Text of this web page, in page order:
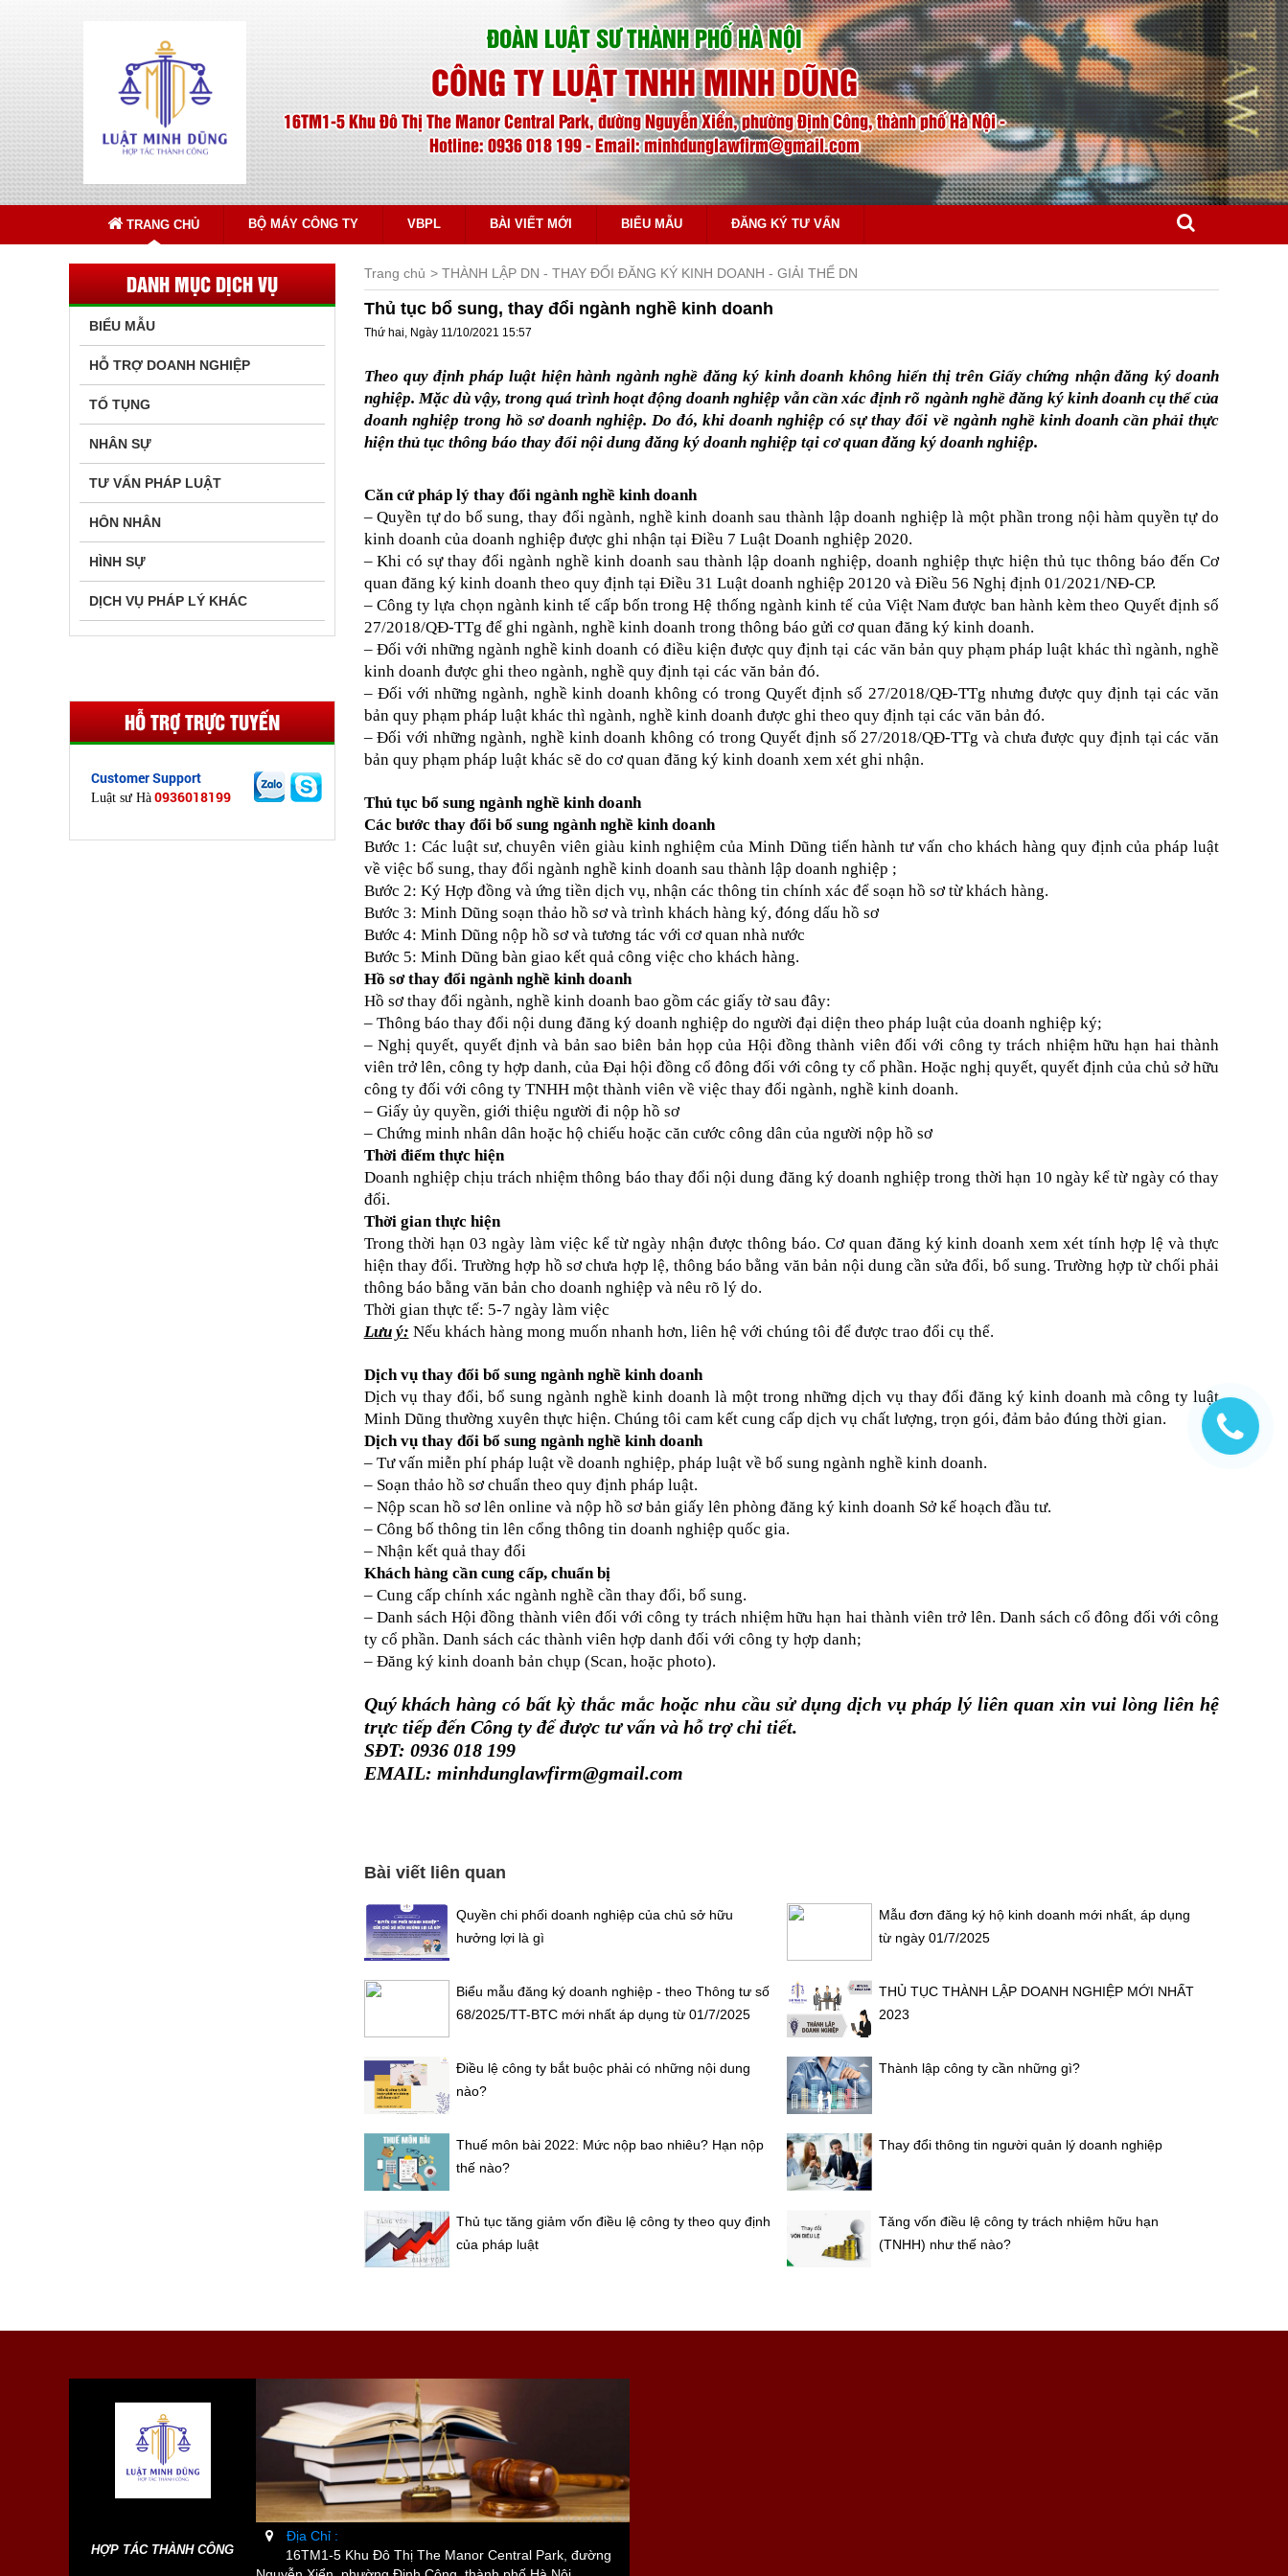
ĐOÀN LUẬT SƯ THÀNH PHỐ HÀ NỘI
CÔNG TY LUẬT TNHH MINH DŨNG
16TM1-5 Khu Đô Thị The Manor Central Park, đường Nguyễn Xiển, phường Định Công, thành phố Hà Nội -
Hotline: 0936 018 199 - Email: minhdunglawfirm@gmail.com
TRANG CHỦ BỘ MÁY CÔNG TY VBPL BÀI VIẾT MỚI BIỂU MẪU ĐĂNG KÝ TƯ VẤN
DANH MỤC DỊCH VỤ
BIỂU MẪU
HỖ TRỢ DOANH NGHIỆP
TỐ TỤNG
NHÂN SỰ
TƯ VẤN PHÁP LUẬT
HÔN NHÂN
HÌNH SỰ
DỊCH VỤ PHÁP LÝ KHÁC
HỖ TRỢ TRỰC TUYẾN
Customer Support
Luật sư Hà 0936018199
Trang chủ THÀNH LẬP DN - THAY ĐỔI ĐĂNG KÝ KINH DOANH - GIẢI THỂ DN
Thủ tục bổ sung, thay đổi ngành nghề kinh doanh
Thứ hai, Ngày 11/10/2021 15:57
Theo quy định pháp luật hiện hành ngành nghề đăng ký kinh doanh không hiển thị trên Giấy chứng nhận đăng ký doanh
nghiệp. Mặc dù vậy, trong quá trình hoạt động doanh nghiệp vẫn cần xác định rõ ngành nghề đăng ký kinh doanh cụ thể của
doanh nghiệp trong hồ sơ doanh nghiệp. Do đó, khi doanh nghiệp có sự thay đổi về ngành nghề kinh doanh cần phải thực
hiện thủ tục thông báo thay đổi nội dung đăng ký doanh nghiệp tại cơ quan đăng ký doanh nghiệp.
Căn cứ pháp lý thay đổi ngành nghề kinh doanh
– Quyền tự do bổ sung, thay đổi ngành, nghề kinh doanh sau thành lập doanh nghiệp là một phần trong nội hàm quyền tự do
kinh doanh của doanh nghiệp được ghi nhận tại Điều 7 Luật Doanh nghiệp 2020.
– Khi có sự thay đổi ngành nghề kinh doanh sau thành lập doanh nghiệp, doanh nghiệp thực hiện thủ tục thông báo đến Cơ
quan đăng ký kinh doanh theo quy định tại Điều 31 Luật doanh nghiệp 20120 và Điều 56 Nghị định 01/2021/NĐ-CP.
– Công ty lựa chọn ngành kinh tế cấp bốn trong Hệ thống ngành kinh tế của Việt Nam được ban hành kèm theo Quyết định số
27/2018/QĐ-TTg để ghi ngành, nghề kinh doanh trong thông báo gửi cơ quan đăng ký kinh doanh.
– Đối với những ngành nghề kinh doanh có điều kiện được quy định tại các văn bản quy phạm pháp luật khác thì ngành, nghề
kinh doanh được ghi theo ngành, nghề quy định tại các văn bản đó.
– Đối với những ngành, nghề kinh doanh không có trong Quyết định số 27/2018/QĐ-TTg nhưng được quy định tại các văn
bản quy phạm pháp luật khác thì ngành, nghề kinh doanh được ghi theo quy định tại các văn bản đó.
– Đối với những ngành, nghề kinh doanh không có trong Quyết định số 27/2018/QĐ-TTg và chưa được quy định tại các văn
bản quy phạm pháp luật khác sẽ do cơ quan đăng ký kinh doanh xem xét ghi nhận.
Thủ tục bổ sung ngành nghề kinh doanh
Các bước thay đổi bổ sung ngành nghề kinh doanh
Bước 1: Các luật sư, chuyên viên giàu kinh nghiệm của Minh Dũng tiến hành tư vấn cho khách hàng quy định của pháp luật
về việc bổ sung, thay đổi ngành nghề kinh doanh sau thành lập doanh nghiệp ;
Bước 2: Ký Hợp đồng và ứng tiền dịch vụ, nhận các thông tin chính xác để soạn hồ sơ từ khách hàng.
Bước 3: Minh Dũng soạn thảo hồ sơ và trình khách hàng ký, đóng dấu hồ sơ
Bước 4: Minh Dũng nộp hồ sơ và tương tác với cơ quan nhà nước
Bước 5: Minh Dũng bàn giao kết quả công việc cho khách hàng.
Hồ sơ thay đổi ngành nghề kinh doanh
Hồ sơ thay đổi ngành, nghề kinh doanh bao gồm các giấy tờ sau đây:
– Thông báo thay đổi nội dung đăng ký doanh nghiệp do người đại diện theo pháp luật của doanh nghiệp ký;
– Nghị quyết, quyết định và bản sao biên bản họp của Hội đồng thành viên đối với công ty trách nhiệm hữu hạn hai thành
viên trở lên, công ty hợp danh, của Đại hội đồng cổ đông đối với công ty cổ phần. Hoặc nghị quyết, quyết định của chủ sở hữu
công ty đối với công ty TNHH một thành viên về việc thay đổi ngành, nghề kinh doanh.
– Giấy ủy quyền, giới thiệu người đi nộp hồ sơ
– Chứng minh nhân dân hoặc hộ chiếu hoặc căn cước công dân của người nộp hồ sơ
Thời điểm thực hiện
Doanh nghiệp chịu trách nhiệm thông báo thay đổi nội dung đăng ký doanh nghiệp trong thời hạn 10 ngày kể từ ngày có thay
đổi.
Thời gian thực hiện
Trong thời hạn 03 ngày làm việc kể từ ngày nhận được thông báo. Cơ quan đăng ký kinh doanh xem xét tính hợp lệ và thực
hiện thay đổi. Trường hợp hồ sơ chưa hợp lệ, thông báo bằng văn bản nội dung cần sửa đổi, bổ sung. Trường hợp từ chối phải
thông báo bằng văn bản cho doanh nghiệp và nêu rõ lý do.
Thời gian thực tế: 5-7 ngày làm việc
Lưu ý: Nếu khách hàng mong muốn nhanh hơn, liên hệ với chúng tôi để được trao đổi cụ thể.
Dịch vụ thay đổi bổ sung ngành nghề kinh doanh
Dịch vụ thay đổi, bổ sung ngành nghề kinh doanh là một trong những dịch vụ thay đổi đăng ký kinh doanh mà công ty luật
Minh Dũng thường xuyên thực hiện. Chúng tôi cam kết cung cấp dịch vụ chất lượng, trọn gói, đảm bảo đúng thời gian.
Dịch vụ thay đổi bổ sung ngành nghề kinh doanh
– Tư vấn miễn phí pháp luật về doanh nghiệp, pháp luật về bổ sung ngành nghề kinh doanh.
– Soạn thảo hồ sơ chuẩn theo quy định pháp luật.
– Nộp scan hồ sơ lên online và nộp hồ sơ bản giấy lên phòng đăng ký kinh doanh Sở kế hoạch đầu tư.
– Công bố thông tin lên cổng thông tin doanh nghiệp quốc gia.
– Nhận kết quả thay đổi
Khách hàng cần cung cấp, chuẩn bị
– Cung cấp chính xác ngành nghề cần thay đổi, bổ sung.
– Danh sách Hội đồng thành viên đối với công ty trách nhiệm hữu hạn hai thành viên trở lên. Danh sách cổ đông đối với công
ty cổ phần. Danh sách các thành viên hợp danh đối với công ty hợp danh;
– Đăng ký kinh doanh bản chụp (Scan, hoặc photo).
Quý khách hàng có bất kỳ thắc mắc hoặc nhu cầu sử dụng dịch vụ pháp lý liên quan xin vui lòng liên hệ
trực tiếp đến Công ty để được tư vấn và hỗ trợ chi tiết.
SĐT: 0936 018 199
EMAIL: minhdunglawfirm@gmail.com
Bài viết liên quan
Quyền chi phối doanh nghiệp của chủ sở hữu
hưởng lợi là gì
Mẫu đơn đăng ký hộ kinh doanh mới nhất, áp dụng
từ ngày 01/7/2025
Biểu mẫu đăng ký doanh nghiệp - theo Thông tư số
68/2025/TT-BTC mới nhất áp dụng từ 01/7/2025
THỦ TỤC THÀNH LẬP DOANH NGHIỆP MỚI NHẤT
2023
Điều lệ công ty bắt buộc phải có những nội dung
nào?
Thành lập công ty cần những gì?
Thuế môn bài 2022: Mức nộp bao nhiêu? Hạn nộp
thế nào?
Thay đổi thông tin người quản lý doanh nghiệp
Thủ tục tăng giảm vốn điều lệ công ty theo quy định
của pháp luật
Tăng vốn điều lệ công ty trách nhiệm hữu hạn
(TNHH) như thế nào?
HỢP TÁC THÀNH CÔNG
Địa Chỉ :
16TM1-5 Khu Đô Thị The Manor Central Park, đường